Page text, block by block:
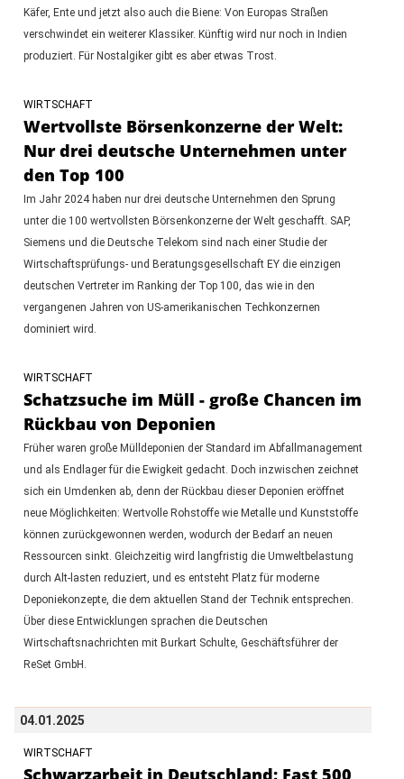
Käfer, Ente und jetzt also auch die Biene: Von Europas Straßen
verschwindet ein weiterer Klassiker. Künftig wird nur noch in Indien
produziert. Für Nostalgiker gibt es aber etwas Trost.
WIRTSCHAFT
Wertvollste Börsenkonzerne der Welt:
Nur drei deutsche Unternehmen unter
den Top 100
Im Jahr 2024 haben nur drei deutsche Unternehmen den Sprung
unter die 100 wertvollsten Börsenkonzerne der Welt geschafft. SAP,
Siemens und die Deutsche Telekom sind nach einer Studie der
Wirtschaftsprüfungs- und Beratungsgesellschaft EY die einzigen
deutschen Vertreter im Ranking der Top 100, das wie in den
vergangenen Jahren von US-amerikanischen Techkonzernen
dominiert wird.
WIRTSCHAFT
Schatzsuche im Müll - große Chancen im
Rückbau von Deponien
Früher waren große Mülldeponien der Standard im Abfallmanagement
und als Endlager für die Ewigkeit gedacht. Doch inzwischen zeichnet
sich ein Umdenken ab, denn der Rückbau dieser Deponien eröffnet
neue Möglichkeiten: Wertvolle Rohstoffe wie Metalle und Kunststoffe
können zurückgewonnen werden, wodurch der Bedarf an neuen
Ressourcen sinkt. Gleichzeitig wird langfristig die Umweltbelastung
durch Alt-lasten reduziert, und es entsteht Platz für moderne
Deponiekonzepte, die dem aktuellen Stand der Technik entsprechen.
Über diese Entwicklungen sprachen die Deutschen
Wirtschaftsnachrichten mit Burkart Schulte, Geschäftsführer der
ReSet GmbH.
04.01.2025
WIRTSCHAFT
Schwarzarbeit in Deutschland: Fast 500